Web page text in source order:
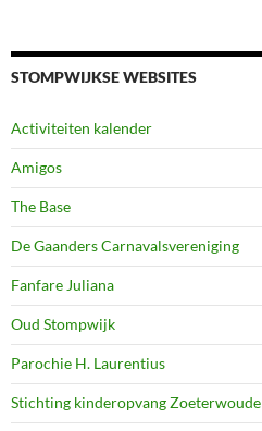
STOMPWIJKSE WEBSITES
Activiteiten kalender
Amigos
The Base
De Gaanders Carnavalsvereniging
Fanfare Juliana
Oud Stompwijk
Parochie H. Laurentius
Stichting kinderopvang Zoeterwoude